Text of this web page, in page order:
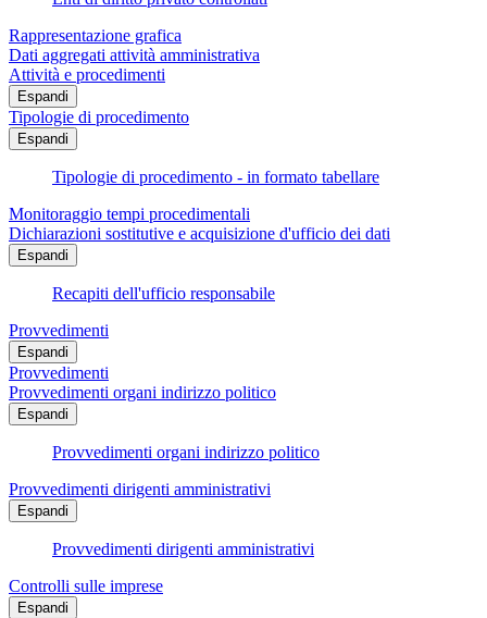
Rappresentazione grafica
Dati aggregati attività amministrativa
Attività e procedimenti
Espandi
Tipologie di procedimento
Espandi
Tipologie di procedimento - in formato tabellare
Monitoraggio tempi procedimentali
Dichiarazioni sostitutive e acquisizione d'ufficio dei dati
Espandi
Recapiti dell'ufficio responsabile
Provvedimenti
Espandi
Provvedimenti
Provvedimenti organi indirizzo politico
Espandi
Provvedimenti organi indirizzo politico
Provvedimenti dirigenti amministrativi
Espandi
Provvedimenti dirigenti amministrativi
Controlli sulle imprese
Espandi